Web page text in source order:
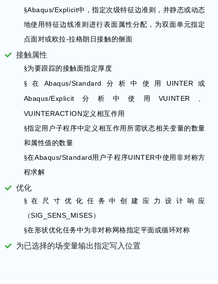
§Abaqus/Explicit中，指定次级特征边准则，并静态或动态
地使用特征边线准则进行表面属性分配，为双面单元指定
点面对或欧拉-拉格朗日接触的侧面
接触属性
§为要跟踪的接触面指定厚度
§ 在 Abaqus/Standard 分析中使用 UINTER 或
Abaqus/Explicit 分析中使用 VUINTER 、
VUINTERACTION 定义相互作用
§指定用户子程序中定义相互作用所需状态相关变量的数量
和属性值的数量
§在Abaqus/Standard用户子程序UINTER中使用非对称方
程求解
优化
§ 在尺寸优化任务中创建应力设计响应
（SIG_SENS_MISES ）
§在形状优化任务中为非对称网格指定平面或循环对称
为已选择的场变量输出指定写入位置